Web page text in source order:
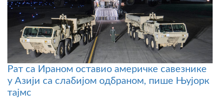
Рат са Ираном оставио америчке савезнике
у Азији са слабијом одбраном, пише Њујорк
тајмс